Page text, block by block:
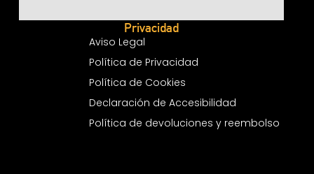
Privacidad
Aviso Legal
Política de Privacidad
Política de Cookies
Declaración de Accesibilidad
Política de devoluciones y reembolso